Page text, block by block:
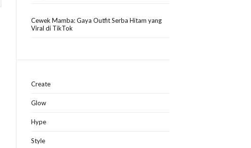
Cewek Mamba: Gaya Outfit Serba Hitam yang
Viral di TikTok
Create
Glow
Hype
Style